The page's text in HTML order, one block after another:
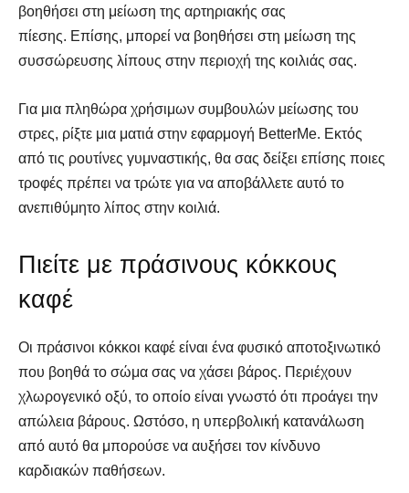
βοηθήσει στη μείωση της αρτηριακής σας
πίεσης. Επίσης, μπορεί να βοηθήσει στη μείωση της
συσσώρευσης λίπους στην περιοχή της κοιλιάς σας.
Για μια πληθώρα χρήσιμων συμβουλών μείωσης του
στρες, ρίξτε μια ματιά στην εφαρμογή BetterMe. Εκτός
από τις ρουτίνες γυμναστικής, θα σας δείξει επίσης ποιες
τροφές πρέπει να τρώτε για να αποβάλλετε αυτό το
ανεπιθύμητο λίπος στην κοιλιά.
Πιείτε με πράσινους κόκκους
καφέ
Οι πράσινοι κόκκοι καφέ είναι ένα φυσικό αποτοξινωτικό
που βοηθά το σώμα σας να χάσει βάρος. Περιέχουν
χλωρογενικό οξύ, το οποίο είναι γνωστό ότι προάγει την
απώλεια βάρους. Ωστόσο, η υπερβολική κατανάλωση
από αυτό θα μπορούσε να αυξήσει τον κίνδυνο
καρδιακών παθήσεων.